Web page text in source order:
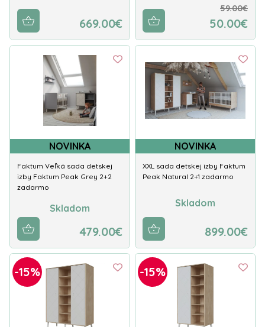
669.00€
59.00€
50.00€
NOVINKA
Faktum Veľká sada detskej
izby Faktum Peak Grey 2+2
zadarmo
Skladom
479.00€
NOVINKA
XXL sada detskej izby Faktum
Peak Natural 2+1 zadarmo
Skladom
899.00€
-15% -15%